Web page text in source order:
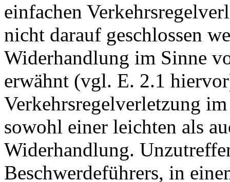
einfachen
nicht darauf geschlossen
Widerhandlung im Sinne
erwähnt (vgl. E. 2.1
Verkehrsregelverletzung
sowohl einer leichten als
Widerhandlung.
Beschwerdeführers, in